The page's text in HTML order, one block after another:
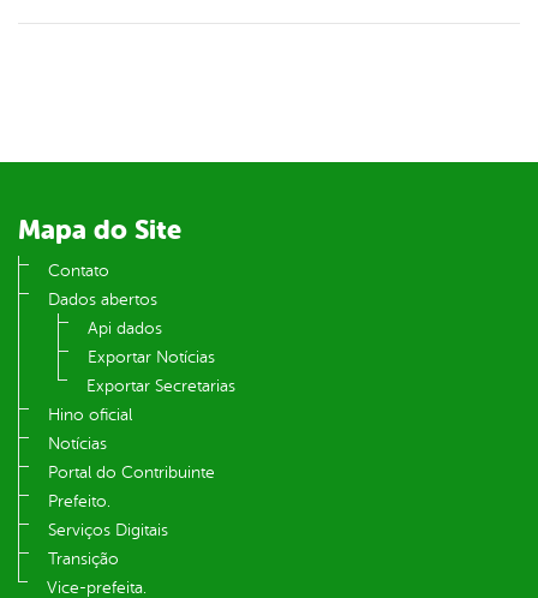
Mapa do Site
Contato
Dados abertos
Api dados
Exportar Notícias
Exportar Secretarias
Hino oficial
Notícias
Portal do Contribuinte
Prefeito.
Serviços Digitais
Transição
Vice-prefeita.